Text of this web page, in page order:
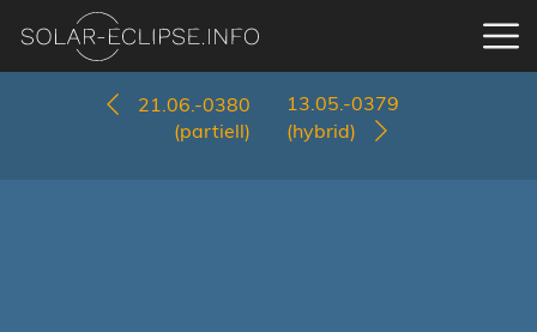
21.06.-0380
(partiell)
13.05.-0379
(hybrid)